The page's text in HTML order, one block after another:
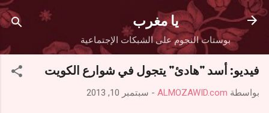
التخطي إلى المحتوى الرئيسي
يا مغرب
بوستات النجوم على الشبكات الإجتماعية
فيديو: أسد "هادئ" يتجول في شوارع الكويت
بواسطة ALMOZAWID.com
- سبتمبر 10, 2013